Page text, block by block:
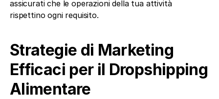
assicurati che le operazioni della tua attività
rispettino ogni requisito.
Strategie di Marketing
Efficaci per il Dropshipping
Alimentare